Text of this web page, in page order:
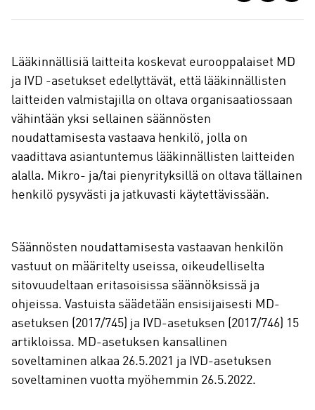
a
Lääkinnällisiä laitteita koskevat eurooppalaiset MD
ja IVD -asetukset edellyttävät, että lääkinnällisten
laitteiden valmistajilla on oltava organisaatiossaan
vähintään yksi sellainen säännösten
noudattamisesta vastaava henkilö, jolla on
vaadittava asiantuntemus lääkinnällisten laitteiden
alalla. Mikro- ja/tai pienyrityksillä on oltava tällainen
henkilö pysyvästi ja jatkuvasti käytettävissään.
Säännösten noudattamisesta vastaavan henkilön
vastuut on määritelty useissa, oikeudelliselta
sitovuudeltaan eritasoisissa säännöksissä ja
ohjeissa. Vastuista säädetään ensisijaisesti MD-
asetuksen (2017/745) ja IVD-asetuksen (2017/746) 15
artikloissa. MD-asetuksen kansallinen
soveltaminen alkaa 26.5.2021 ja IVD-asetuksen
soveltaminen vuotta myöhemmin 26.5.2022.